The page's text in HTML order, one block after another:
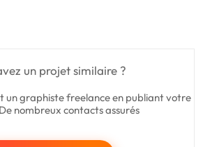
un projet similaire ?
un graphiste freelance en publiant votre
nombreux contacts assurés